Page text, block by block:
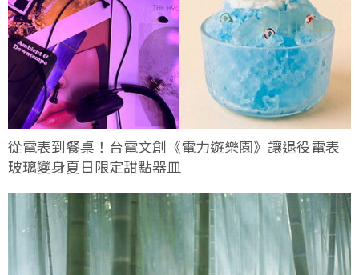
從電表到餐桌！台電文創《電力遊樂園》讓退役電表
玻璃變身夏日限定甜點器皿